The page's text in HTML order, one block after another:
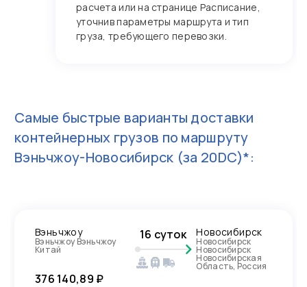
расчета или на странице Расписание,
уточнив параметры маршрута и тип
груза, требующего перевозки.
Самые быстрые варианты доставки
контейнерных грузов по маршруту
Вэньчжоу-Новосибирск (за 20DC)*:
Вэньчжоу
Вэньчжоу Вэньчжоу
Китай
16 суток Новосибирск
Новосибирск
Новосибирск
Новосибирская
Область, Россия
376 140,89 ₽